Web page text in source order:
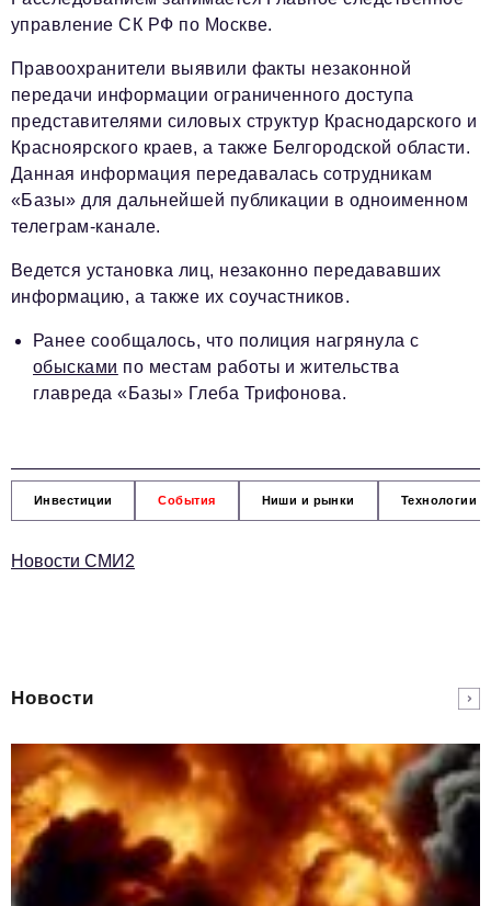
управление СК РФ по Москве.
Правоохранители выявили факты незаконной
передачи информации ограниченного доступа
представителями силовых структур Краснодарского и
Красноярского краев, а также Белгородской области.
Данная информация передавалась сотрудникам
«Базы» для дальнейшей публикации в одноименном
телеграм-канале.
Ведется установка лиц, незаконно передававших
информацию, а также их соучастников.
Ранее сообщалось, что полиция нагрянула с
обысками по местам работы и жительства
главреда «Базы» Глеба Трифонова.
Инвестиции События Ниши и рынки Технологии
Новости СМИ2
Новости